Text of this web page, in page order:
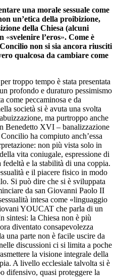
una morale sessuale come
un’etica della proibizione,
della Chiesa (alcuni
«svelenire l’eros». Come è
non si sia ancora riusciti
qualcosa da cambiare come
troppo tempo è stata presentata
profondo e duraturo pessimismo
come peccaminosa e da
società si è avuta una svolta
ma purtroppo anche
Benedetto XVI – banalizzazione
ha compiuto anch’essa
non più vista solo in
vita coniugale, espressione di
e la stabilità di una coppia.
e il piacere fisico in modo
Si può dire che si è sviluppata
da san Giovanni Paolo II
intesa come «linguaggio
YOUCAT che parla di un
sintesi: la Chiesa non è più
diventato consapevolezza
una parte non è facile uscire da
discussioni ci si limita a poche
la visione integrale della
A livello ecclesiale talvolta si è
difensivo, quasi proteggere la